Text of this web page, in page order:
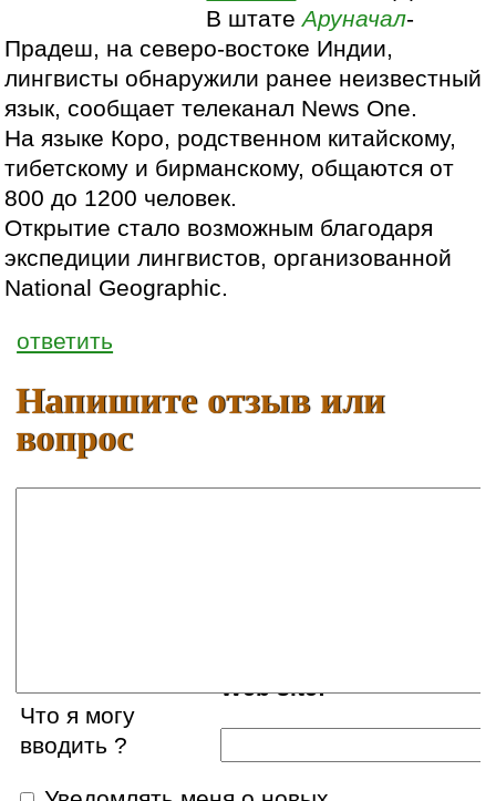
В штатеАруначал-
Прадеш, на северо-востоке Индии,
лингвисты обнаружили ранее неизвестный
язык, сообщает телеканал News One.
На языке Коро, родственном китайскому,
тибетскому и бирманскому, общаются от
800 до 1200 человек.
Открытие стало возможным благодаря
экспедиции лингвистов, организованной
National Geographic.
ответить
Напишите отзыв или
вопрос
Web site:
Что я могу
вводить ?